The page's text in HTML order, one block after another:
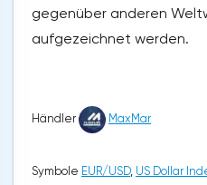
gegenüber anderen
aufgezeichnet werden.
Händler MaxMar
Symbole EUR/USD, US Dollar